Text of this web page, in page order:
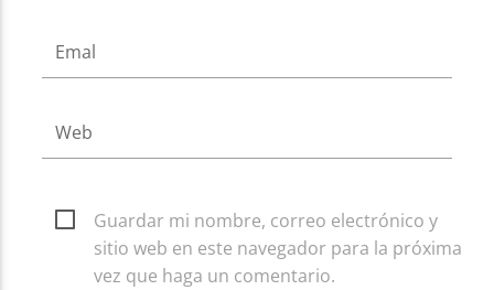
Guardar mi nombre, correo electrónico y
sitio web en este navegador para la próxima
vez que haga un comentario.